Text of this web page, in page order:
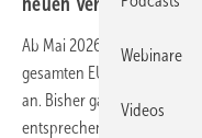
Ab Mai 2026 ändern sich
gesamten EU. Dann zeigt
an. Bisher galt eine Skala
entsprechen denen von
Webinare
Videos